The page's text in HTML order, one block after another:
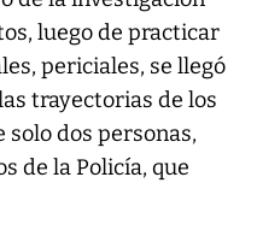
luego de practicar
periciales, se llegó
trayectorias de los
dos personas,
de la Policía, que